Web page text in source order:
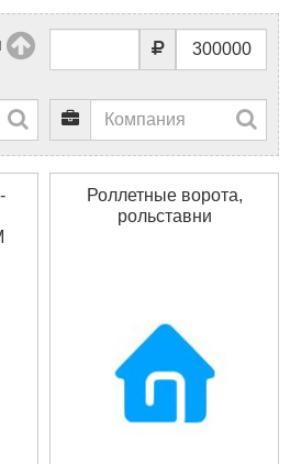
Роллетные ворота,
рольставни